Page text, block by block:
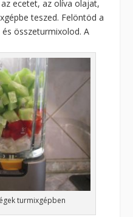
ecetet, az olíva olajat,
teszed. Felöntöd a
összeturmixolod. A
turmixgépben